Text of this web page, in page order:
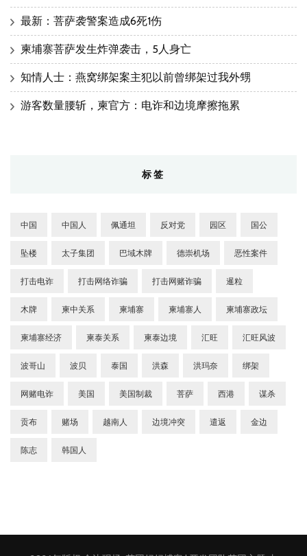
最新：菩萨袭警案造成6死1伤
柬埔寨菩萨发生炸弹袭击，5人身亡
知情人士：燕窝绑架案主犯以前曾绑架过我外甥
游客数量腰斩，柬官方：电诈和边境摩擦拖累
标签
中国 中国人 佩通坦 反对党 园区 国公
坠楼 太子集团 巴域木牌 德崇机场 恶性案件
打击电诈 打击网络诈骗 打击网赌诈骗 暹粒
木牌 柬中关系 柬埔寨 柬埔寨人 柬埔寨政坛
柬埔寨经济 柬泰关系 柬泰边境 汇旺 汇旺风波
波哥山 波贝 泰国 洪森 洪玛奈 绑架
网赌电诈 美国 美国制裁 菩萨 西港 谋杀
贡布 赌场 越南人 边境冲突 遣返 金边
陈志 韩国人